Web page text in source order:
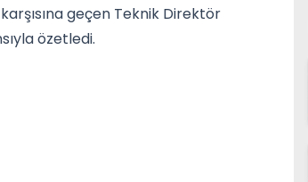
geçen Teknik Direktör
özetledi.